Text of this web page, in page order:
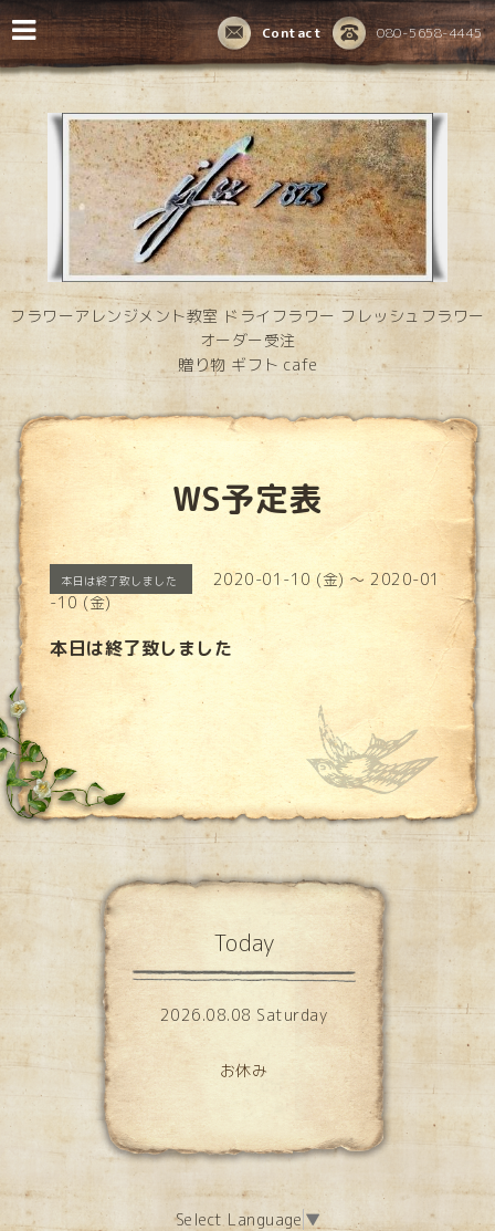
080-5658-4445
Contact
フラワーアレンジメント教室 ドライフラワー フレッシュフラワー
オーダー受注
贈り物 ギフト cafe
WS予定表
本日は終了致しました
2020-01-10 (金) ～ 2020-01
-10 (金)
本日は終了致しました
Today
2026.08.08 Saturday
お休み
Select Language ▼